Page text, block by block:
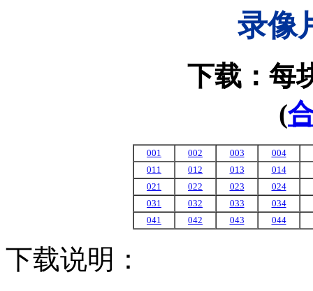
录像
下载：每
(
001 002 003
004
011
012 013
014
021
022 023
024
031
032 033
034
041
042 043 044
下载说明：